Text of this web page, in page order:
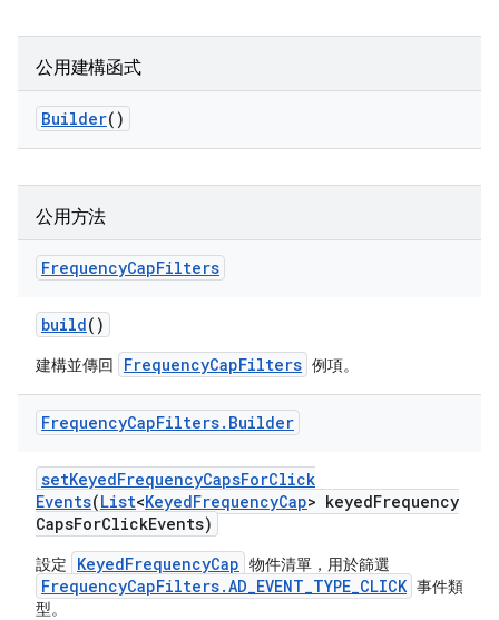
公用建構函式
Builder()
公用方法
FrequencyCapFilters
build()
建構並傳回 FrequencyCapFilters 例項。
FrequencyCapFilters. Builder
setKeyedFrequencyCapsForClick
Events(List<KeyedFrequencyCap> keyedFrequency
CapsForClickEvents)
設定 KeyedFrequencyCap 物件清單，用於篩選
FrequencyCapFilters.AD_EVENT_TYPE_CLICK 事件類
型。